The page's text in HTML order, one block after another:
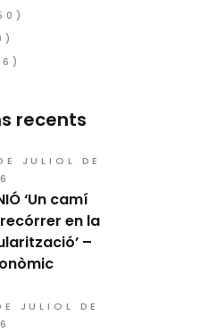
recents
JULIOL DE
‘Un camí
en la
–
JULIOL DE